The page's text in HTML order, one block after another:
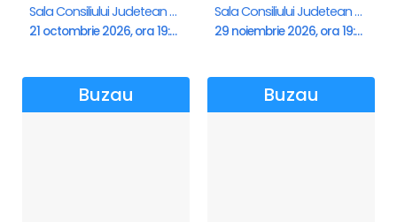
Sala Consiliului Judetean Buzau, Buzau
21 octombrie 2026, ora 19:00
Sala Consiliului Judetean Buzau, Buzau
29 noiembrie 2026, ora 19:00
Buzau Buzau